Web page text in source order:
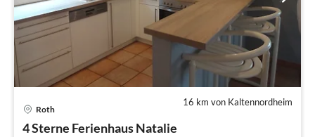
16 km von Kaltennordheim
Roth
4 Sterne Ferienhaus Natalie